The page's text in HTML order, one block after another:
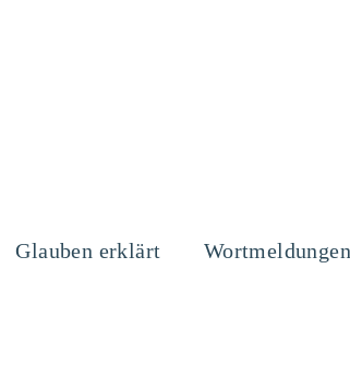
Glauben erklärt Wortmeldungen